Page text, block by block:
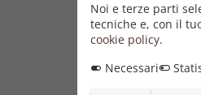
Noi e terze parti
tecniche e, con il
cookie policy.
Necessari